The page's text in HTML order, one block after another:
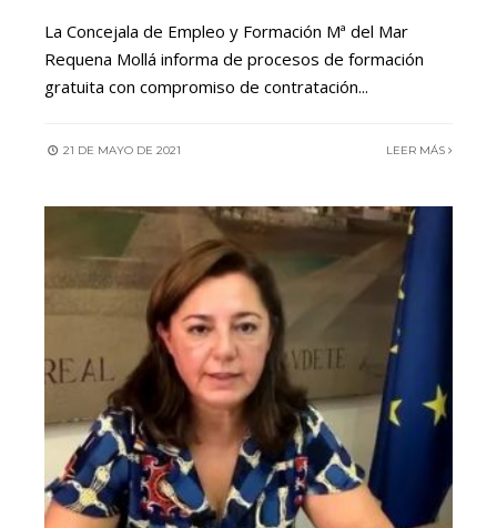
La Concejala de Empleo y Formación Mª del Mar
Requena Mollá informa de procesos de formación
gratuita con compromiso de contratación...
21 DE MAYO DE 2021 LEER MÁS